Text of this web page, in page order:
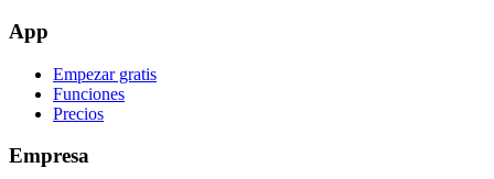
App
Empezar gratis
Funciones
Precios
Empresa